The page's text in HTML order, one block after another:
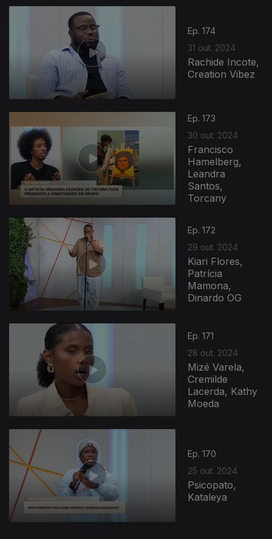
Ep. 174
31 out. 2024
Rachide Incote,
Creation Vibez
Ep. 173
30 out. 2024
Francisco
Hamelberg,
Leandra
Santos,
Torcany
Ep. 172
29 out. 2024
Kiari Flores,
Patrícia
Mamona,
Dinardo OG
Ep. 171
28 out. 2024
Mizé Varela,
Cremilde
Lacerda, Kathy
Moeda
Ep. 170
25 out. 2024
Psicopato,
Kataleya